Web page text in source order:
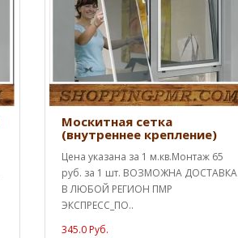
Москитная сетка
(внутреннее крепление)
Цена указана за 1 м.кв.Монтаж 65
руб. за 1 шт. ВОЗМОЖНА ДОСТАВКА
В ЛЮБОЙ РЕГИОН ПМР
ЭКСПРЕСС_ПО..
345.0 Руб.